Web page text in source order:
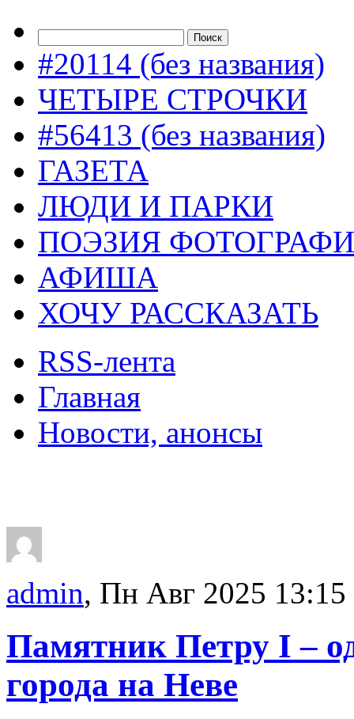
#20114 (без названия)
ЧЕТЫРЕ СТРОЧКИ
#56413 (без названия)
ГАЗЕТА
ЛЮДИ И ПАРКИ
ПОЭЗИЯ
АФИША
ХОЧУ РАССКАЗАТЬ
RSS-лента
Главная
Новости, анонсы
admin, Пн Авг 2025 13:15
Памятник Петру I –
города на Неве